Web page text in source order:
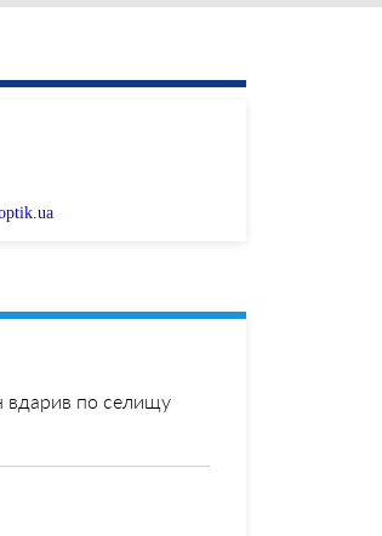
вдарив по селищу